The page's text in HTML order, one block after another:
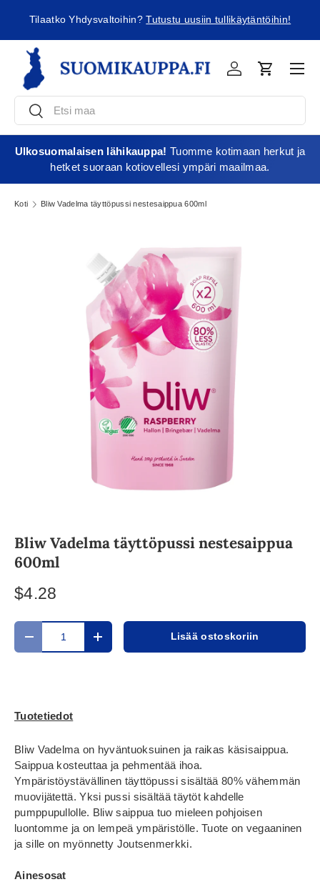
Jatka sisältöön
Tilaatko Yhdysvaltoihin?Tutustu uusiin tullikäytäntöihin!
EtsiEtsi
KirjauduOstoskori
Ulkosuomalaisen lähikauppa! Tuomme kotimaan herkut ja
hetket suoraan kotiovellesi ympäri maailmaa.
Koti Bliw Vadelma täyttöpussi nestesaippua 600ml
Bliw Vadelma täyttöpussi nestesaippua
600ml
$4.28
Määrä
Translation missing: fi.cart.items.decrease_quantity
Translation missing:Lisää ostoskoriin
Tuotetiedot
Bliw Vadelma on hyväntuoksuinen ja raikas käsisaippua.
Saippua kosteuttaa ja pehmentää ihoa.
Ympäristöystävällinen täyttöpussi sisältää 80% vähemmän
muovijätettä. Yksi pussi sisältää täytöt kahdelle
pumppupullolle. Bliw saippua tuo mieleen pohjoisen
luontomme ja on lempeä ympäristölle. Tuote on vegaaninen
ja sille on myönnetty Joutsenmerkki.
Ainesosat